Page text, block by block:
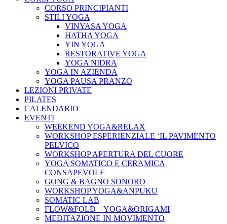
CORSO PRINCIPIANTI
STILI YOGA
VINYASA YOGA
HATHA YOGA
YIN YOGA
RESTORATIVE YOGA
YOGA NIDRA
YOGA IN AZIENDA
YOGA PAUSA PRANZO
LEZIONI PRIVATE
PILATES
CALENDARIO
EVENTI
WEEKEND YOGA&RELAX
WORKSHOP ESPERIENZIALE ‘IL PAVIMENTO
PELVICO
WORKSHOP APERTURA DEL CUORE
YOGA SOMATICO E CERAMICA
CONSAPEVOLE
GONG & BAGNO SONORO
WORKSHOP YOGA&ANPUKU
SOMATIC LAB
FLOW&FOLD – YOGA&ORIGAMI
MEDITAZIONE IN MOVIMENTO